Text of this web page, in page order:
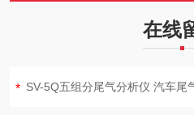
在线